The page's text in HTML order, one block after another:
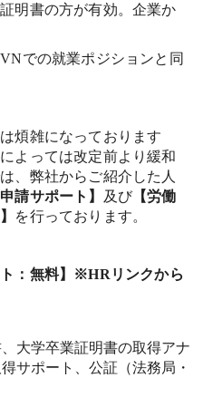
明書の方が有効。企業か
での就業ポジションと同
煩雑になっております
よっては改定前より緩和
、弊社からご紹介した人
請サポート】 及び【労働
を行っております。
ト：無料】※HRリンクから
大学卒業証明書の取得アナ
サポート、公証（法務局・